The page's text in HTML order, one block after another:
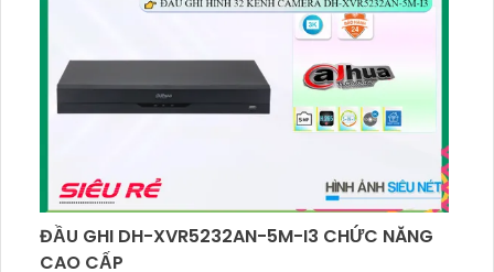
ĐẦU GHI DH-XVR5232AN-5M-I3 CHỨC NĂNG
CAO CẤP